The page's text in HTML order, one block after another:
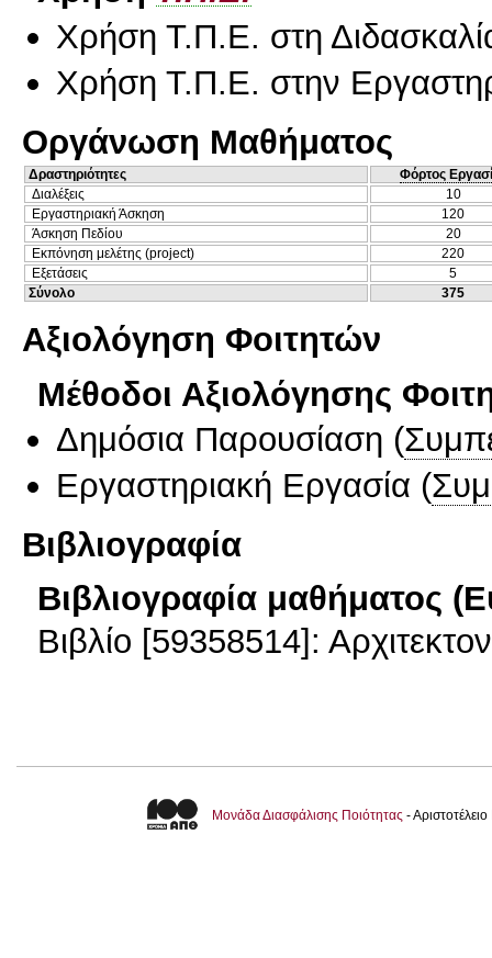
Χρήση Τ.Π.Ε. στη
Χρήση Τ.Π.Ε. στην
Οργάνωση Μαθήματος
Δραστηριότητες
Φόρτος
Διαλέξεις
10
Εργαστηριακή Άσκηση
120
Άσκηση Πεδίου
20
Εκπόνηση μελέτης (project)
220
Εξετάσεις
5
Σύνολο
375
Αξιολόγηση Φοιτητών
Μέθοδοι Αξιολόγησης
Δημόσια Παρουσίαση (
Εργαστηριακή Εργασία (
Βιβλιογραφία
Βιβλιογραφία μαθήματος
Βιβλίο [59358514]:
Μονάδα Διασφάλισης Ποιότητας -